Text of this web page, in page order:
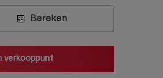
Bereken
verkooppunt